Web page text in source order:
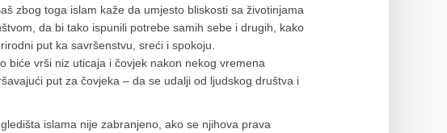
zbog toga islam kaže da umjesto bliskosti sa životinjama
da bi tako ispunili potrebe samih sebe i drugih, kako
put ka savršenstvu, sreći i spokoju.
biće vrši niz uticaja i čovjek nakon nekog vremena
put za čovjeka – da se udalji od ljudskog društva i
islama nije zabranjeno, ako se njihova prava